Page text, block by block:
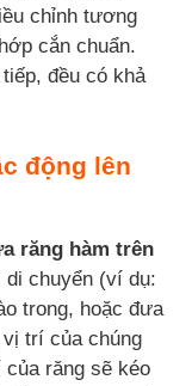
chỉnh tương
cắn chuẩn.
đều có khả
động lên
răng hàm trên
chuyển (ví dụ:
trong, hoặc đưa
trí của chúng
răng sẽ kéo